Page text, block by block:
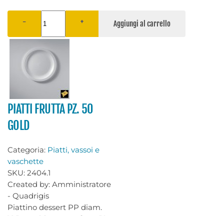
− +
PIATTI FRUTTA PZ. 50
GOLD
Categoria: Piatti, vassoi e
vaschette
SKU: 2404.1
Created by: Amministratore
- Quadrigis
Piattino dessert PP diam.